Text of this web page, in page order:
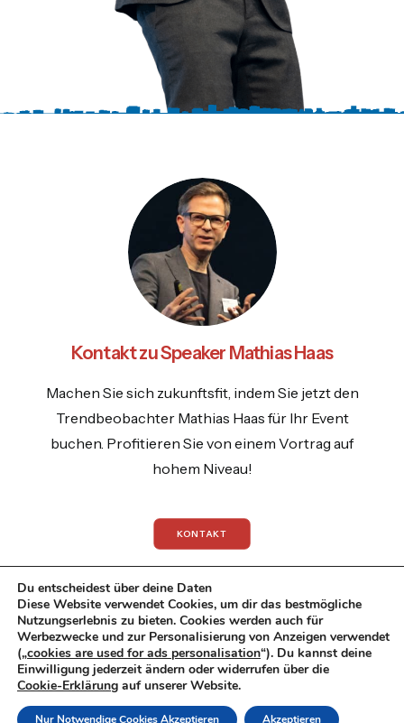
Kontakt zu Speaker Mathias Haas
Machen Sie sich zukunftsfit, indem Sie jetzt den
Trendbeobachter Mathias Haas für Ihr Event
buchen. Profitieren Sie von einem Vortrag auf
hohem Niveau!
KONTAKT
© 2026 Mathias Haas.All rights reserved
Datenschutzrichtlinie|Impressum
Datenschutzerklaerung
Du entscheidest über deine Daten
Diese Website verwendet Cookies, um dir das bestmögliche
Nutzungserlebnis zu bieten. Cookies werden auch für
Werbezwecke und zur Personalisierung von Anzeigen verwendet
(„cookies are used for ads personalisation“). Du kannst deine
Einwilligung jederzeit ändern oder widerrufen über die
Cookie-Erklärung auf unserer Website.
Akzeptieren
Nur Notwendige Cookies Akzeptieren